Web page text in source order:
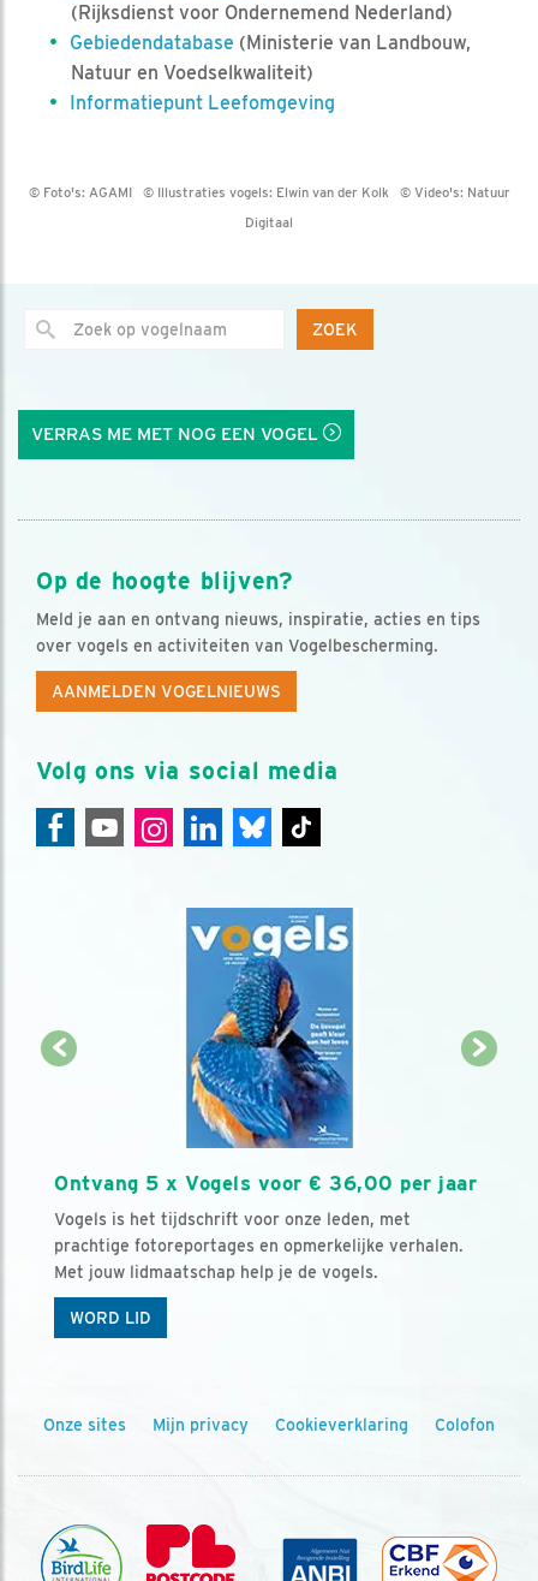
(Rijksdienst voor Ondernemend Nederland)
Gebiedendatabase (Ministerie van Landbouw,
Natuur en Voedselkwaliteit)
Informatiepunt Leefomgeving
© Foto's: AGAMI© Illustraties vogels: Elwin van der Kolk© Video's: Natuur
Digitaal
ZOEK
VERRAS ME MET NOG EEN VOGEL
Op de hoogte blijven?
Meld je aan en ontvang nieuws, inspiratie, acties en tips
over vogels en activiteiten van Vogelbescherming.
AANMELDEN VOGELNIEUWS
Volg ons via social media
Ontvang 5 x Vogels voor € 36,00 per jaar
Vogels is het tijdschrift voor onze leden, met
prachtige fotoreportages en opmerkelijke verhalen.
Met jouw lidmaatschap help je de vogels.
WORD LID
Onze sites Mijn privacy Cookieverklaring Colofon